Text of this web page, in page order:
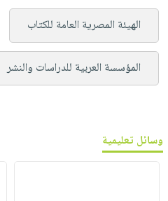
الهيئة المصرية العامة للكتاب
المؤسسة العربية للدراسات والنشر
وسائل تعليمية